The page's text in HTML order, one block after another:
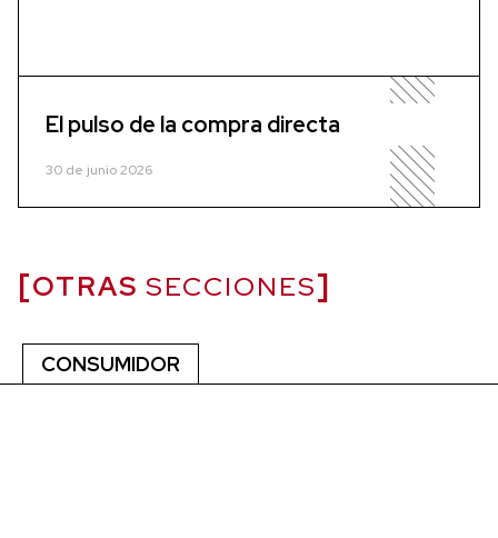
El pulso de la compra directa
30 de junio 2026
OTRAS SECCIONES
CONSUMIDOR